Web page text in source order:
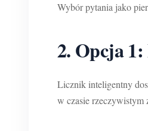
Wybór pytania jako
2. Opcja
Licznik inteligentny
w czasie rzeczywistym